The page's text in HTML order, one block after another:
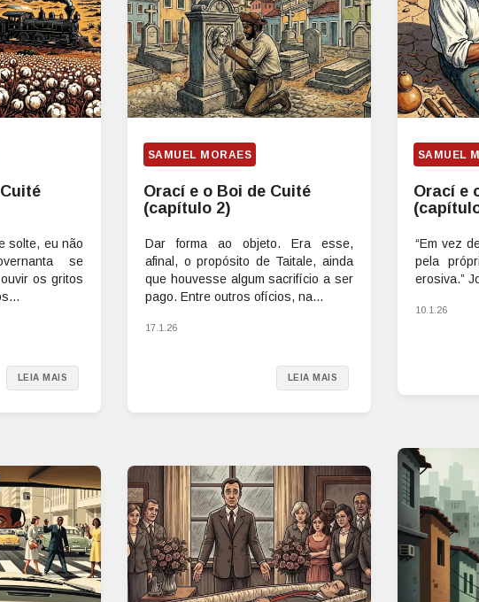
solte, eu não
se
os gritos
LEIA MAIS
SAMUEL MORAES
Orací e o Boi de Cuité
(capítulo 2)
Dar forma ao objeto. Era esse,
afinal, o propósito de Taitale, ainda
que houvesse algum sacrifício a ser
pago. Entre outros ofícios, na...
LEIA MAIS
17.1.26
SAMUEL
Orací e
“Em vez
pela
erosiva.”
10.1.26